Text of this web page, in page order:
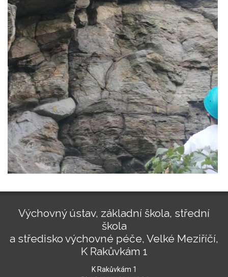
Výchovný ústav, základní škola, střední
škola
a středisko výchovné péče, Velké Meziříčí,
K Rakůvkám 1
K Rakůvkám 1